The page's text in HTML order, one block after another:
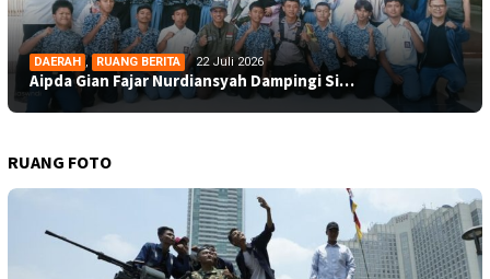
DAERAH , RUANG BERITA 22 Juli 2026
Aipda Gian Fajar Nurdiansyah Dampingi Si…
RUANG FOTO